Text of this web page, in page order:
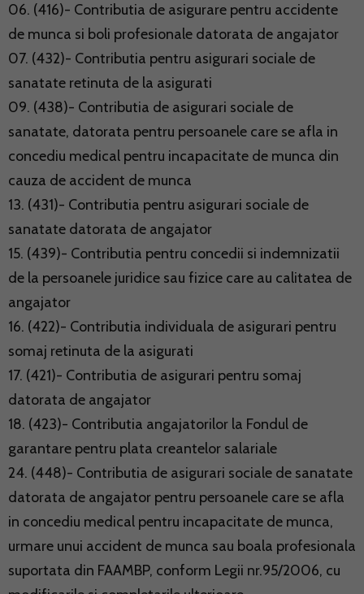
06. (416)- Contributia de asigurare pentru accidente
de munca si boli profesionale datorata de angajator
07. (432)- Contributia pentru asigurari sociale de
sanatate retinuta de la asigurati
09. (438)- Contributia de asigurari sociale de
sanatate, datorata pentru persoanele care se afla in
concediu medical pentru incapacitate de munca din
cauza de accident de munca
13. (431)- Contributia pentru asigurari sociale de
sanatate datorata de angajator
15. (439)- Contributia pentru concedii si indemnizatii
de la persoanele juridice sau fizice care au calitatea de
angajator
16. (422)- Contributia individuala de asigurari pentru
somaj retinuta de la asigurati
17. (421)- Contributia de asigurari pentru somaj
datorata de angajator
18. (423)- Contributia angajatorilor la Fondul de
garantare pentru plata creantelor salariale
24. (448)- Contributia de asigurari sociale de sanatate
datorata de angajator pentru persoanele care se afla
in concediu medical pentru incapacitate de munca,
urmare unui accident de munca sau boala profesionala
suportata din FAAMBP, conform Legii nr.95/2006, cu